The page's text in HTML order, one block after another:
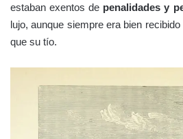
estaban exentos de penalidades y
lujo, aunque siempre era bien
que su tío.